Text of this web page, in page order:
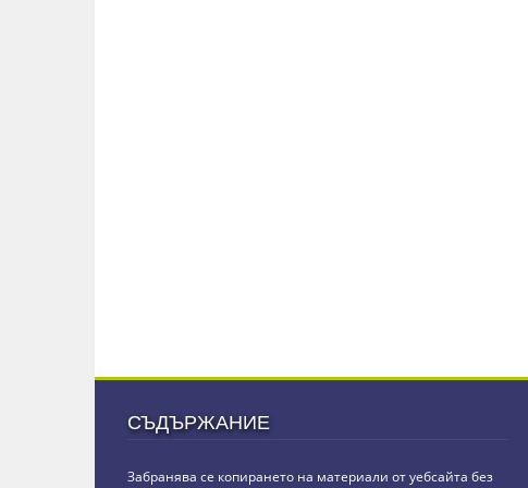
СЪДЪРЖАНИЕ
Забранява се копирането на материали от уебсайта без